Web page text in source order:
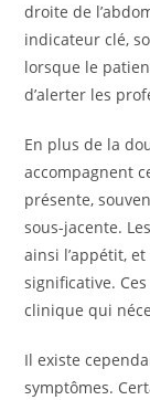
droite de
indicateur clé,
lorsque le
d’alerter les
En plus de la
accompagnent
présente,
sous-jacente.
ainsi l’appétit,
significative.
clinique qui
Il existe
symptômes.